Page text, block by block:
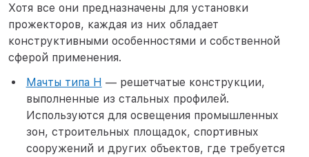
Хотя все они предназначены для установки
прожекторов, каждая из них обладает
конструктивными особенностями и собственной
сферой применения.
Мачты типа Н — решетчатые конструкции,
выполненные из стальных профилей.
Используются для освещения промышленных
зон, строительных площадок, спортивных
сооружений и других объектов, где требуется